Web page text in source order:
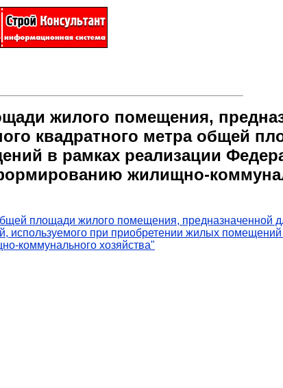
жилого помещения,
квадратного метра общей
в рамках реализации
жилищно-
площади жилого помещения, предназначенной
используемого при приобретении жилых
коммунального хозяйства"